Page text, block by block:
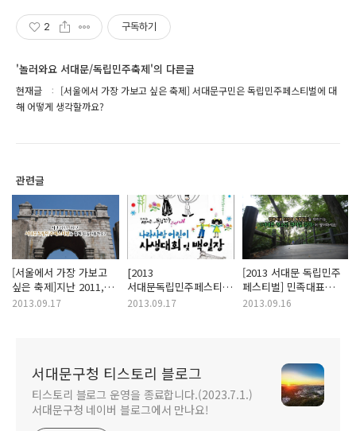
2 구독하기
'놀러와요 서대문/독립민주축제'의 다른글
현재글
[서울에서 가장 가보고 싶은 축제] 서대문구민은 독립민주페스티벌에 대
해 어떻게 생각할까요?
관련글
[서울에서 가장 가보고
싶은 축제]지난 2011,
2012
2013.09.17
[2013
서대문독립민주페스티벌]
나라사랑 어린이
2013.09.17
[2013 서대문 독립민주
페스티벌] 민족대표
33인의 독립정신을
2013.09.16
서대문구청 티스토리 블로그
티스토리 블로그 운영을 종료합니다.(2023.7.1.)
서대문구청 네이버 블로그에서 만나요!